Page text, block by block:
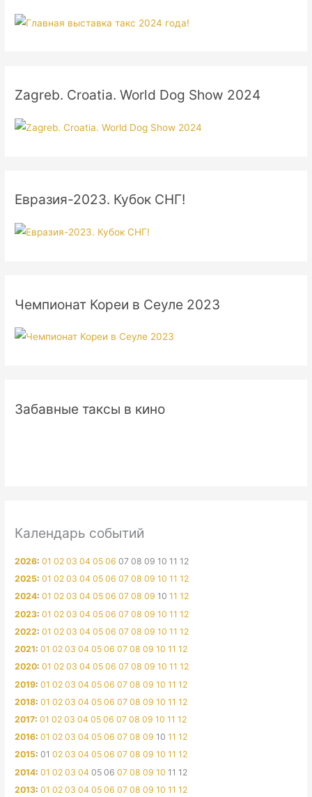
Zagreb. Croatia. World Dog Show 2024
Евразия-2023. Кубок СНГ!
Чемпионат Кореи в Сеуле 2023
Забавные таксы в кино
Календарь событий
2026:01 02 03 04 05 06 07 08 09 10 11 12
2025:01 02 03 04 05 06 07 08 09 10 11 12
2024:01 02 03 04 05 06 07 08 09 10 11 12
2023:01 02 03 04 05 06 07 08 09 10 11 12
2022:01 02 03 04 05 06 07 08 09 10 11 12
2021:01 02 03 04 05 06 07 08 09 10 11 12
2020:01 02 03 04 05 06 07 08 09 10 11 12
2019:01 02 03 04 05 06 07 08 09 10 11 12
2018:01 02 03 04 05 06 07 08 09 10 11 12
2017:01 02 03 04 05 06 07 08 09 10 11 12
2016:01 02 03 04 05 06 07 08 09 10 11 12
2015:01 02 03 04 05 06 07 08 09 10 11 12
2014:01 02 03 04 05 06 07 08 09 10 11 12
2013:01 02 03 04 05 06 07 08 09 10 11 12